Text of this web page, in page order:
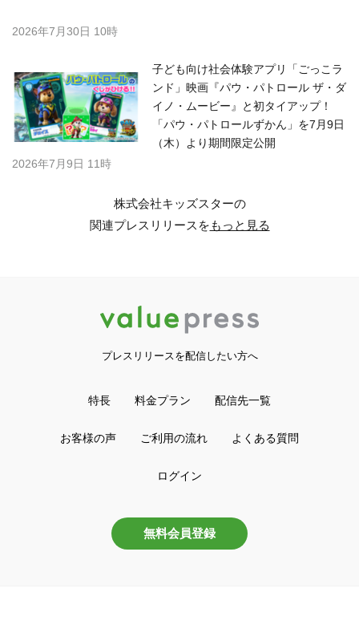
2026年7月30日 10時
子ども向け社会体験アプリ「ごっこラ
ンド」映画『パウ・パトロール ザ・ダ
イノ・ムービー』と初タイアップ！
「パウ・パトロールずかん」を7月9日
（木）より期間限定公開
2026年7月9日 11時
株式会社キッズスターの
関連プレスリリースをもっと見る
プレスリリースを配信したい方へ
特長 料金プラン 配信先一覧
お客様の声 ご利用の流れ よくある質問
ログイン
無料会員登録